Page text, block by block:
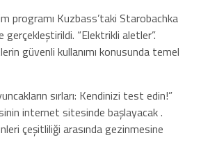
programı Kuzbass’taki Starobachka
gerçekleştirildi. “Elektrikli aletler”.
güvenli kullanımı konusunda temel
sırları: Kendinizi test edin!”
internet sitesinde başlayacak .
çeşitliliği arasında gezinmesine